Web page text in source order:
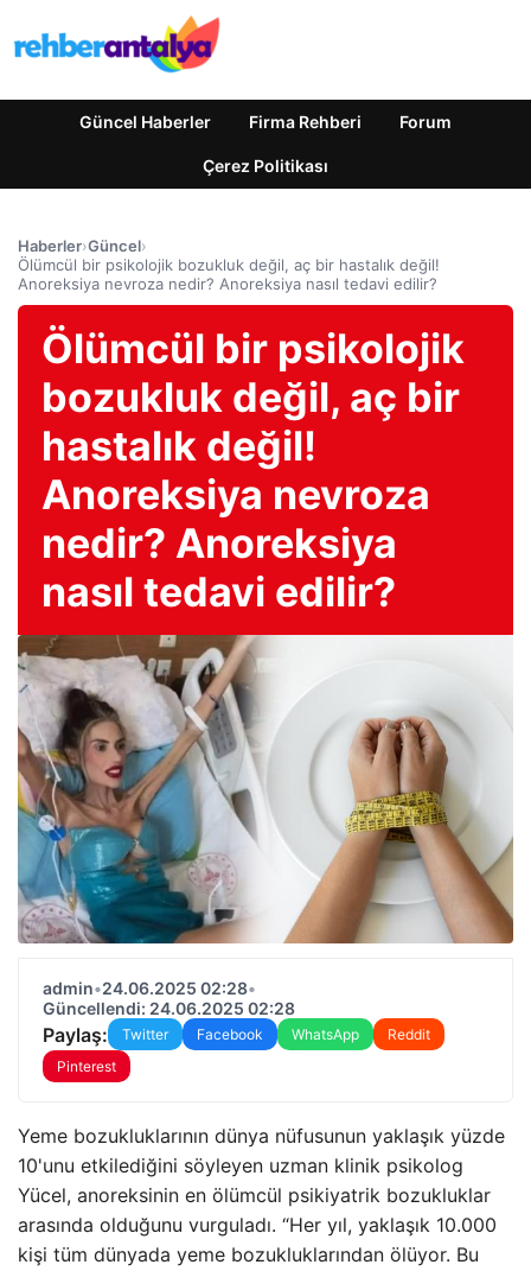
Güncel Haberler Firma Rehberi Forum
Çerez Politikası
Haberler›Güncel›
Ölümcül bir psikolojik bozukluk değil, aç bir hastalık değil!
Anoreksiya nevroza nedir? Anoreksiya nasıl tedavi edilir?
Ölümcül bir psikolojik
bozukluk değil, aç bir
hastalık değil!
Anoreksiya nevroza
nedir? Anoreksiya
nasıl tedavi edilir?
admin•24.06.2025 02:28•
Güncellendi: 24.06.2025 02:28
Paylaş: Twitter Facebook WhatsApp
Reddit
Pinterest
Yeme bozukluklarının dünya nüfusunun yaklaşık yüzde
10'unu etkilediğini söyleyen uzman klinik psikolog
Yücel, anoreksinin en ölümcül psikiyatrik bozukluklar
arasında olduğunu vurguladı. “Her yıl, yaklaşık 10.000
kişi tüm dünyada yeme bozukluklarından ölüyor. Bu